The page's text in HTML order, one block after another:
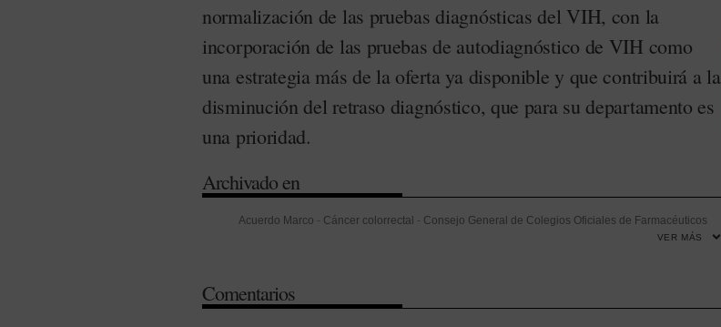
normalización de las pruebas diagnósticas del VIH, con la
incorporación de las pruebas de autodiagnóstico de VIH como
una estrategia más de la oferta ya disponible y que contribuirá a la
disminución del retraso diagnóstico, que para su departamento es
una prioridad.
Archivado en
Acuerdo Marco - Cáncer colorrectal - Consejo General de Colegios Oficiales de Farmacéuticos
Sanitarios-
VER MÁS
Comentarios